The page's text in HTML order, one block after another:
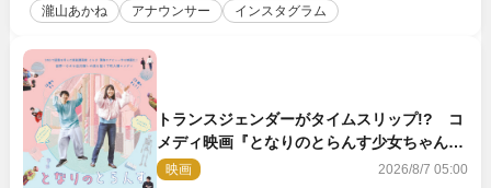
瀧山あかね アナウンサー インスタグラム
トランスジェンダーがタイムスリップ!? コ
メディ映画『となりのとらんす少女ちゃん』
11.7公開決定
映画 2026/8/7 05:00